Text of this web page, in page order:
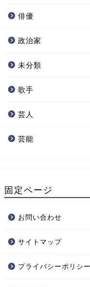
俳優
政治家
未分類
歌手
芸人
芸能
固定ページ
お問い合わせ
サイトマップ
プライバシーポリシー